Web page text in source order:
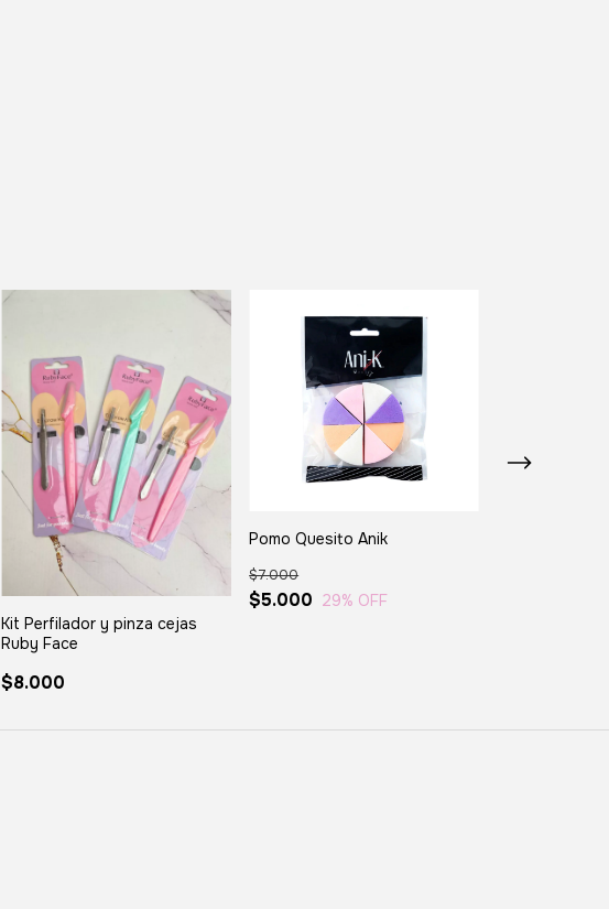
Kit Perfilador y pinza cejas
Ruby Face
$8.000
Pomo Quesito Anik
$5.000
$7.000
29% OFF